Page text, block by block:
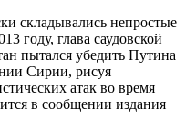
складывались непростые
году, глава саудовской
пытался убедить Путина
Сирии, рисуя
атак во время
в сообщении издания